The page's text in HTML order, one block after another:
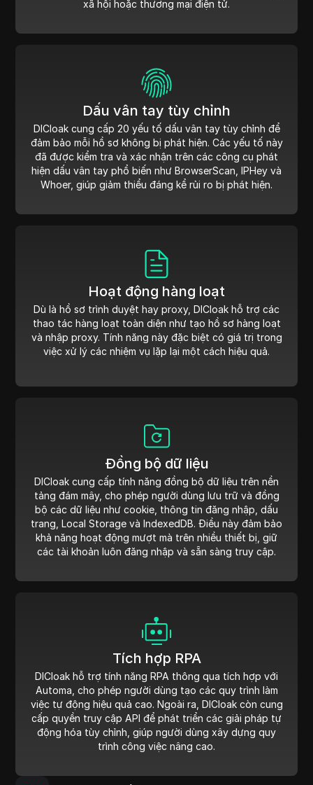
xã hội hoặc thương mại điện tử.
Dấu vân tay tùy chỉnh
DICloak cung cấp 20 yếu tố dấu vân tay tùy chỉnh để
đảm bảo mỗi hồ sơ không bị phát hiện. Các yếu tố này
đã được kiểm tra và xác nhận trên các công cụ phát
hiện dấu vân tay phổ biến như BrowserScan, IPHey và
Whoer, giúp giảm thiểu đáng kể rủi ro bị phát hiện.
Hoạt động hàng loạt
Dù là hồ sơ trình duyệt hay proxy, DICloak hỗ trợ các
thao tác hàng loạt toàn diện như tạo hồ sơ hàng loạt
và nhập proxy. Tính năng này đặc biệt có giá trị trong
việc xử lý các nhiệm vụ lặp lại một cách hiệu quả.
Đồng bộ dữ liệu
DICloak cung cấp tính năng đồng bộ dữ liệu trên nền
tảng đám mây, cho phép người dùng lưu trữ và đồng
bộ các dữ liệu như cookie, thông tin đăng nhập, dấu
trang, Local Storage và IndexedDB. Điều này đảm bảo
khả năng hoạt động mượt mà trên nhiều thiết bị, giữ
các tài khoản luôn đăng nhập và sẵn sàng truy cập.
Tích hợp RPA
DICloak hỗ trợ tính năng RPA thông qua tích hợp với
Automa, cho phép người dùng tạo các quy trình làm
việc tự động hiệu quả cao. Ngoài ra, DICloak còn cung
cấp quyền truy cập API để phát triển các giải pháp tự
động hóa tùy chỉnh, giúp người dùng xây dựng quy
trình công việc nâng cao.